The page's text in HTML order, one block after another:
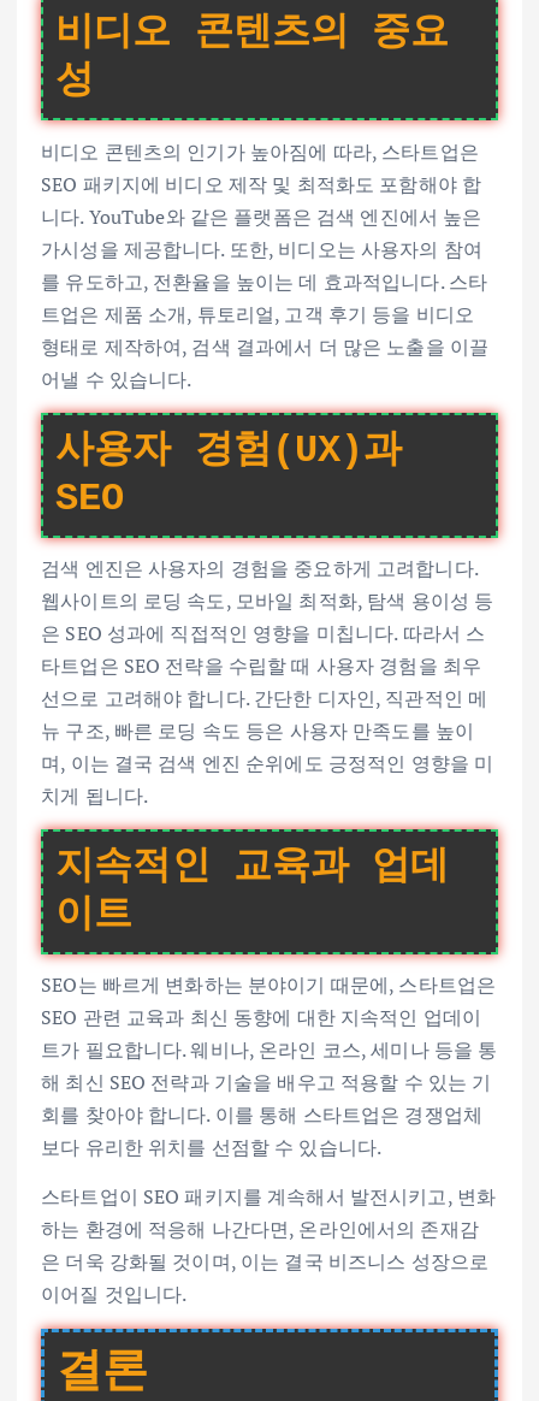
비디오 콘텐츠의 중요
성
비디오 콘텐츠의 인기가 높아짐에 따라, 스타트업은
SEO 패키지에 비디오 제작 및 최적화도 포함해야 합
니다. YouTube와 같은 플랫폼은 검색 엔진에서 높은
가시성을 제공합니다. 또한, 비디오는 사용자의 참여
를 유도하고, 전환율을 높이는 데 효과적입니다. 스타
트업은 제품 소개, 튜토리얼, 고객 후기 등을 비디오
형태로 제작하여, 검색 결과에서 더 많은 노출을 이끌
어낼 수 있습니다.
사용자 경험(UX)과
SEO
검색 엔진은 사용자의 경험을 중요하게 고려합니다.
웹사이트의 로딩 속도, 모바일 최적화, 탐색 용이성 등
은 SEO 성과에 직접적인 영향을 미칩니다. 따라서 스
타트업은 SEO 전략을 수립할 때 사용자 경험을 최우
선으로 고려해야 합니다. 간단한 디자인, 직관적인 메
뉴 구조, 빠른 로딩 속도 등은 사용자 만족도를 높이
며, 이는 결국 검색 엔진 순위에도 긍정적인 영향을 미
치게 됩니다.
지속적인 교육과 업데
이트
SEO는 빠르게 변화하는 분야이기 때문에, 스타트업은
SEO 관련 교육과 최신 동향에 대한 지속적인 업데이
트가 필요합니다. 웨비나, 온라인 코스, 세미나 등을 통
해 최신 SEO 전략과 기술을 배우고 적용할 수 있는 기
회를 찾아야 합니다. 이를 통해 스타트업은 경쟁업체
보다 유리한 위치를 선점할 수 있습니다.
스타트업이 SEO 패키지를 계속해서 발전시키고, 변화
하는 환경에 적응해 나간다면, 온라인에서의 존재감
은 더욱 강화될 것이며, 이는 결국 비즈니스 성장으로
이어질 것입니다.
결론